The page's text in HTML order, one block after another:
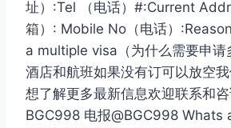
址）:Tel （电话）#:Current
箱）: Mobile No（电话）
a multiple visa（为什么需要申请
酒店和航班如果没有订可以放空我
想了解更多最新信息欢迎联系和咨
BGC998 电报@BGC998 Whats